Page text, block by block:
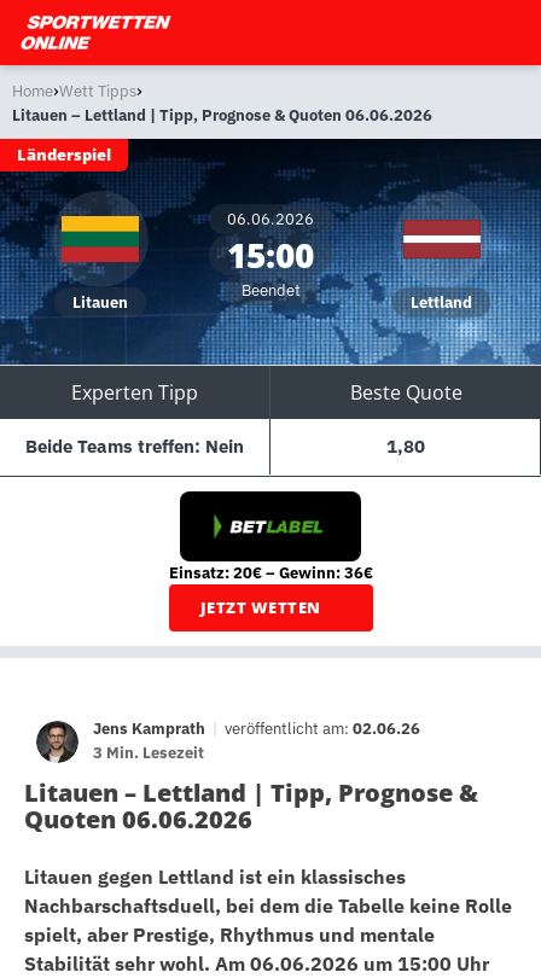
Home›Wett Tipps›
Litauen – Lettland | Tipp, Prognose & Quoten 06.06.2026
Länderspiel
Litauen
06.06.2026
15:00
Beendet
Lettland
Experten Tipp Beste Quote
Beide Teams treffen: Nein 1,80
Einsatz: 20€ – Gewinn: 36€
JETZT WETTEN
Jens Kamprath | veröffentlicht am: 02.06.26
3 Min. Lesezeit
Litauen – Lettland | Tipp, Prognose &
Quoten 06.06.2026
Litauen gegen Lettland ist ein klassisches
Nachbarschaftsduell, bei dem die Tabelle keine Rolle
spielt, aber Prestige, Rhythmus und mentale
Stabilität sehr wohl. Am 06.06.2026 um 15:00 Uhr